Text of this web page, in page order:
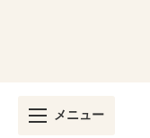
メニュー